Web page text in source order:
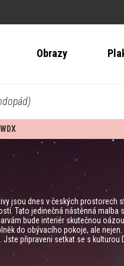
Obrazy
jsou dnes v českých prostorech
Tato jedinečná nástěnná malba
bude interiér skutečnou
do obývacího pokoje, ale
Jste připraveni setkat se s kulturou